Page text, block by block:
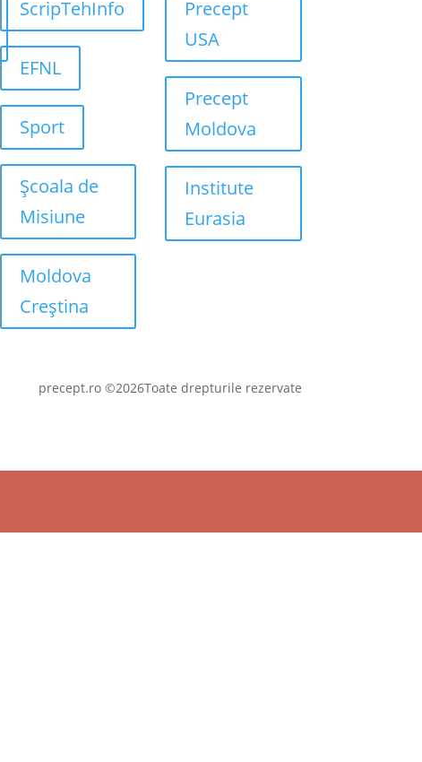
ScripTehInfo
EFNL
Sport
Școala de
Misiune
Moldova
Creștina
Precept
USA
Precept
Moldova
Institute
Eurasia
precept.ro ©2026Toate drepturile rezervate